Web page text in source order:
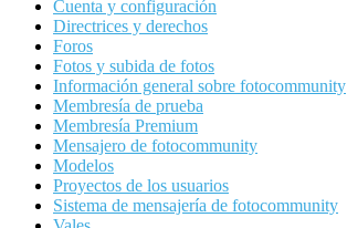
Cuenta y configuración
Directrices y derechos
Foros
Fotos y subida de fotos
Información general sobre fotocommunity
Membresía de prueba
Membresía Premium
Mensajero de fotocommunity
Modelos
Proyectos de los usuarios
Sistema de mensajería de fotocommunity